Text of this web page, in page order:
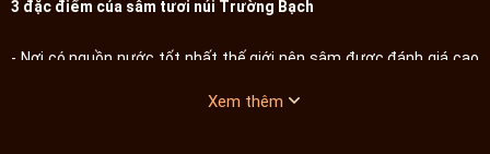
3 đặc điểm của sâm tươi núi Trường Bạch
- Nơi có nguồn nước tốt nhất thế giới nên sâm được đánh giá cao
Xem thêm